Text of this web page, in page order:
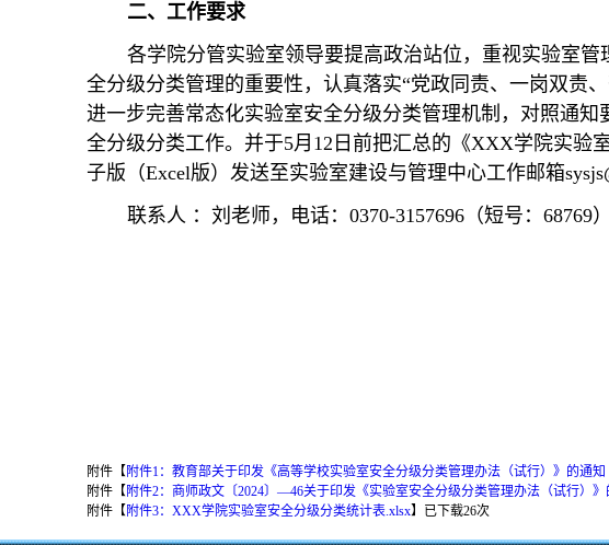
二、工作要求
各学院分管实验室领导要提高政治站位，重视实验室
全分级分类管理的重要性，认真落实“党政同责、一岗双责
进一步完善常态化实验室安全分级分类管理机制，对照通
全分级分类工作。并于5月12日前把汇总的《XXX学院实验
子版（Excel版）发送至实验室建设与管理中心工作邮箱
联系人 ：刘老师，电话：0370-3157696（短号：68769）
附件【附件1：教育部关于印发《高等学校实验室安全分级分类管理办法（试行）》的通知
附件【附件2：商师政文〔2024〕—46关于印发《实验室安全分级分类管理办法（试行）》
附件【附件3：XXX学院实验室安全分级分类统计表.xlsx】 已下载26次